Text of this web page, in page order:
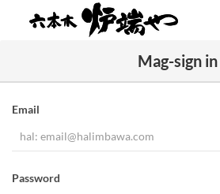
Mag-sign in
Email
Password